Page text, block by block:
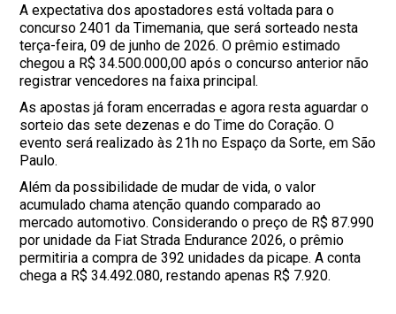
A expectativa dos apostadores está voltada para o
concurso 2401 da Timemania, que será sorteado nesta
terça-feira, 09 de junho de 2026. O prêmio estimado
chegou a R$ 34.500.000,00 após o concurso anterior não
registrar vencedores na faixa principal.
As apostas já foram encerradas e agora resta aguardar o
sorteio das sete dezenas e do Time do Coração. O
evento será realizado às 21h no Espaço da Sorte, em São
Paulo.
Além da possibilidade de mudar de vida, o valor
acumulado chama atenção quando comparado ao
mercado automotivo. Considerando o preço de R$ 87.990
por unidade da Fiat Strada Endurance 2026, o prêmio
permitiria a compra de 392 unidades da picape. A conta
chega a R$ 34.492.080, restando apenas R$ 7.920.